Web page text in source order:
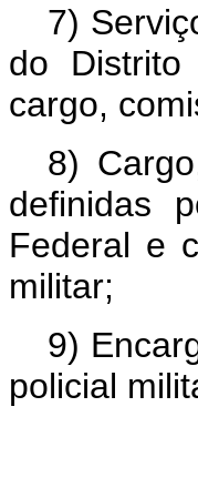
7)
do Distrito
cargo,
8)
definidas
Federal e
militar;
9)
policial